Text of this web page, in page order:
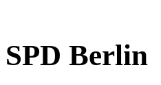
SPD Berlin